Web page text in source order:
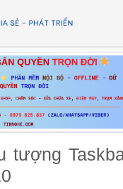
tượng